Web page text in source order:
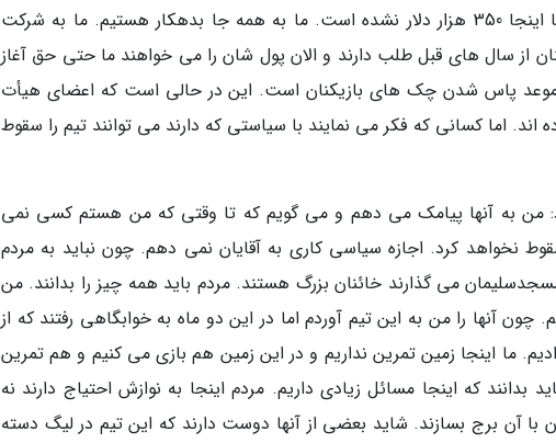
بازیکنش می دهد اما ما کل هزینه هایمان تا اینجا 350 هزار دلار نشده است. ما به همه جا بدهکار هستیم. ما به شرکت
از سال های قبل طلب دارند و الان پول شان را می خواهند ما حتی حق آغاز
از طرف دیگر تا 10 روز آینده موعد پاس شدن چک های بازیکنان است. این در حالی است که اعضای هیأت
اند. اما کسانی که فکر می نمایند با سیاستی که دارند می توانند تیم را سقوط
من به آنها پیامک می دهم و می گویم که تا وقتی که من هستم کسی نمی
نخواهد کرد. اجازه سیاسی کاری به آقایان نمی دهم. چون نباید به مردم
می گذارند خائنان بزرگ هستند. مردم باید همه چیز را بدانند. من
چون آنها را من به این تیم آوردم اما در این دو ماه به خوابگاهی رفتند که از
ما اینجا زمین تمرین نداریم و در این زمین هم بازی می کنیم و هم تمرین
بدانند که اینجا مسائل زیادی داریم. مردم اینجا به نوازش احتیاج دارند نه
با آن برج بسازند. شاید بعضی از آنها دوست دارند که این تیم در لیگ دسته